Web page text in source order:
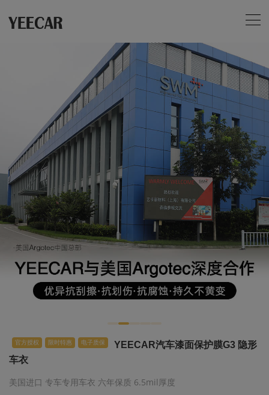
官方授权 限时特惠 电子质保
YEECAR汽车漆面保护膜G3 隐形
车衣
美国进口 专车专用车衣 六年保质 6.5mil厚度